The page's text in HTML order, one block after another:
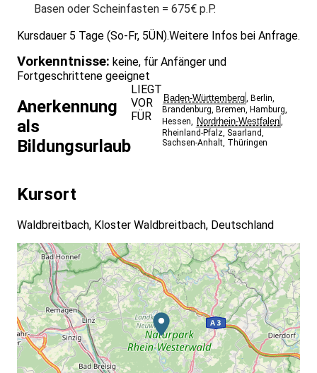
Basen oder Scheinfasten = 675€ p.P.
Kursdauer 5 Tage (So-Fr, 5ÜN).Weitere Infos bei Anfrage.
Vorkenntnisse: keine, für Anfänger und
Fortgeschrittene geeignet
Anerkennung
als
Bildungsurlaub
LIEGT
VOR
FÜR
Baden-Württemberg, Berlin,
Brandenburg, Bremen, Hamburg,
Hessen, Nordrhein-Westfalen,
Rheinland-Pfalz, Saarland,
Sachsen-Anhalt, Thüringen
Kursort
Waldbreitbach, Kloster Waldbreitbach, Deutschland